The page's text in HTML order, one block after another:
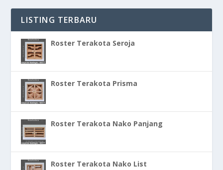
LISTING TERBARU
Roster Terakota Seroja
Roster Terakota Prisma
Roster Terakota Nako Panjang
Roster Terakota Nako List